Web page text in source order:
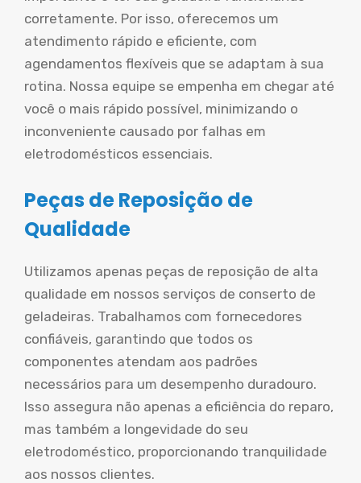
corretamente. Por isso, oferecemos um
atendimento rápido e eficiente, com
agendamentos flexíveis que se adaptam à sua
rotina. Nossa equipe se empenha em chegar até
você o mais rápido possível, minimizando o
inconveniente causado por falhas em
eletrodomésticos essenciais.
Peças de Reposição de
Qualidade
Utilizamos apenas peças de reposição de alta
qualidade em nossos serviços de conserto de
geladeiras. Trabalhamos com fornecedores
confiáveis, garantindo que todos os
componentes atendam aos padrões
necessários para um desempenho duradouro.
Isso assegura não apenas a eficiência do reparo,
mas também a longevidade do seu
eletrodoméstico, proporcionando tranquilidade
aos nossos clientes.